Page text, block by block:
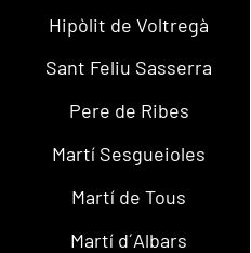
Hipòlit de Voltregà
Sant Feliu Sasserra
Pere de Ribes
Martí Sesgueioles
Martí de Tous
Martí d´Albars